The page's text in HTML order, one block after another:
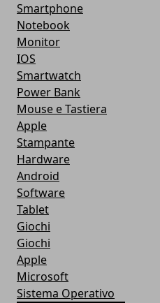
Smartphone
Notebook
Monitor
IOS
Smartwatch
Power Bank
Mouse e Tastiera
Apple
Stampante
Hardware
Android
Software
Tablet
Giochi
Giochi
Apple
Microsoft
Sistema Operativo